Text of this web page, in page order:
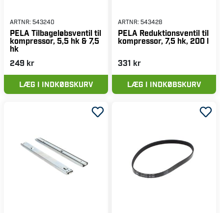
ARTNR: 543240
PELA Tilbageløbsventil til
kompressor, 5,5 hk & 7,5
hk
249 kr
LÆG I INDKØBSKURV
ARTNR: 543428
PELA Reduktionsventil til
kompressor, 7,5 hk, 200 l
331 kr
LÆG I INDKØBSKURV